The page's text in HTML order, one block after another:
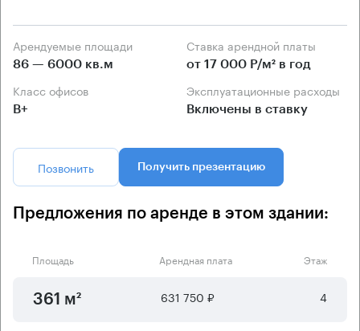
Арендуемые площади
86 — 6000 кв.м
Ставка арендной платы
от 17 000 Р/м² в год
Класс офисов
B+
Эксплуатационные расходы
Включены в ставку
Позвонить Получить презентацию
Предложения по аренде в этом здании:
Площадь Арендная плата Этаж
361 м² 631 750 ₽ 4